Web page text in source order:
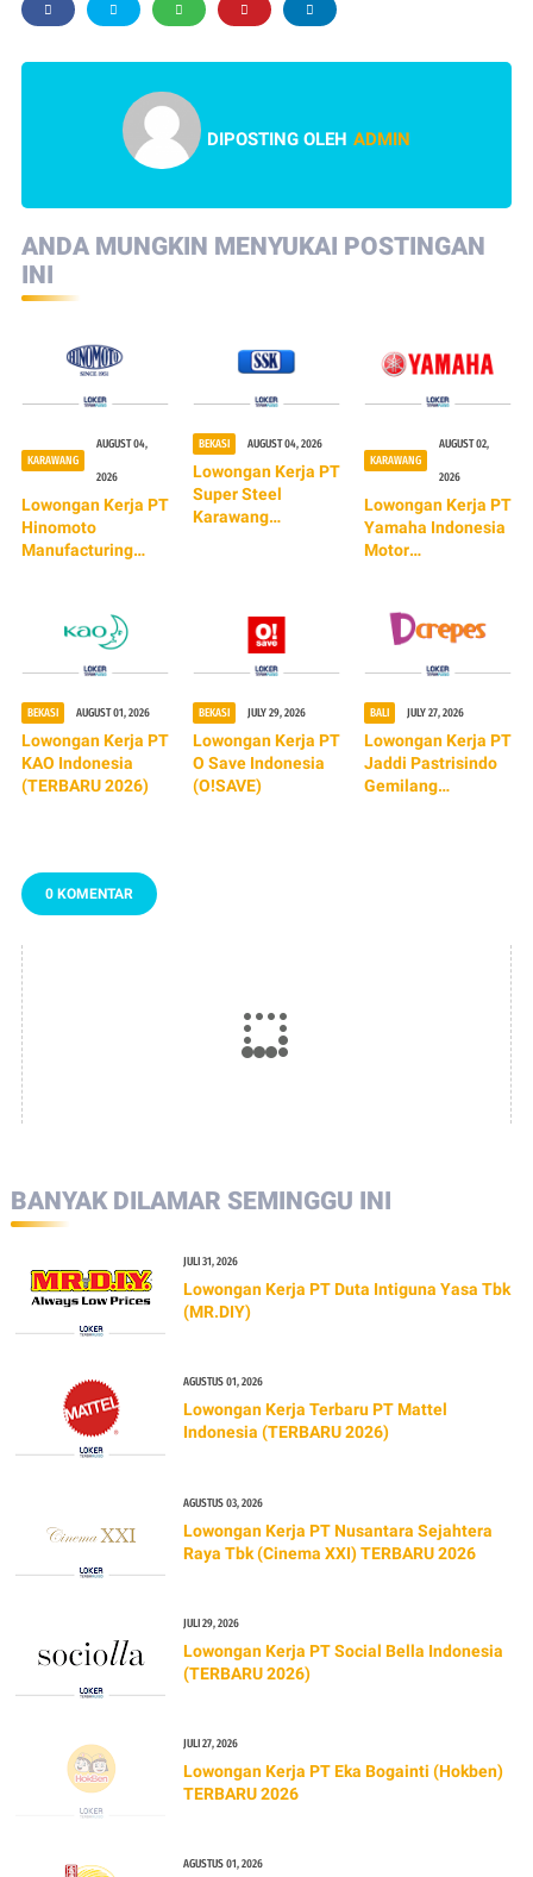
DIPOSTING OLEH ADMIN
ANDA MUNGKIN MENYUKAI POSTINGAN
INI
KARAWANG
AUGUST 04,
2026
Lowongan Kerja PT
Hinomoto
Manufacturing
BEKASI AUGUST 04, 2026
Lowongan Kerja PT
Super Steel
Karawang
KARAWANG
AUGUST 02,
2026
Lowongan Kerja PT
Yamaha Indonesia
Motor
BEKASI AUGUST 01, 2026
Lowongan Kerja PT
KAO Indonesia
(TERBARU 2026)
BEKASI JULY 29, 2026
Lowongan Kerja PT
O Save Indonesia
(O!SAVE)
BALI JULY 27, 2026
Lowongan Kerja PT
Jaddi Pastrisindo
Gemilang
0 KOMENTAR
BANYAK DILAMAR SEMINGGU INI
JULI 31, 2026
Lowongan Kerja PT Duta Intiguna Yasa Tbk
(MR.DIY)
AGUSTUS 01, 2026
Lowongan Kerja Terbaru PT Mattel
Indonesia (TERBARU 2026)
AGUSTUS 03, 2026
Lowongan Kerja PT Nusantara Sejahtera
Raya Tbk (Cinema XXI) TERBARU 2026
JULI 29, 2026
Lowongan Kerja PT Social Bella Indonesia
(TERBARU 2026)
JULI 27, 2026
Lowongan Kerja PT Eka Bogainti (Hokben)
TERBARU 2026
AGUSTUS 01, 2026